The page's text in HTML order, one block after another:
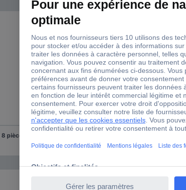
10 mm
12 mm
14 mm
15 mm
16 mm
17 mm
18 mm
19 mm
20 mm
22 mm
24 mm
27 mm
30 mm
32 mm
7 mm
8 mm
10 mm
13 mm